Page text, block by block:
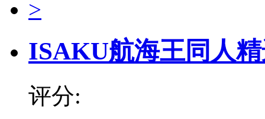
>
ISAKU航海王同人
评分: